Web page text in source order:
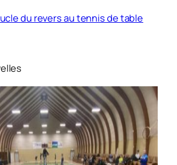
du revers au tennis de table